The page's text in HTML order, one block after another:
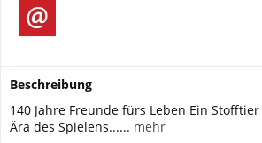
Beschreibung
140 Jahre Freunde fürs Leben Ein
Ära des Spielens...... mehr